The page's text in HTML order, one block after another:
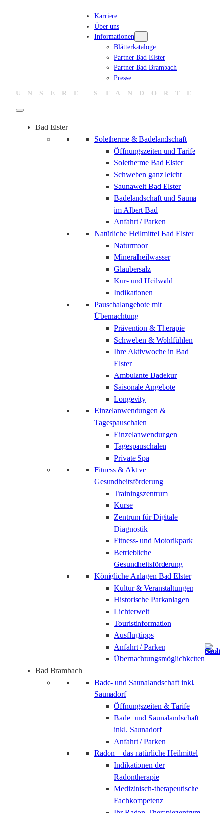
Karriere
Über uns
Informationen
Blätterkataloge
Partner Bad Elster
Partner Bad Brambach
Presse
UNSERE STANDORTE
Bad Elster
Soletherme & Badelandschaft
Öffnungszeiten und Tarife
Soletherme Bad Elster
Schweben ganz leicht
Saunawelt Bad Elster
Badelandschaft und Sauna
im Albert Bad
Anfahrt / Parken
Natürliche Heilmittel Bad Elster
Naturmoor
Mineralheilwasser
Glaubersalz
Kur- und Heilwald
Indikationen
Pauschalangebote mit
Übernachtung
Prävention & Therapie
Schweben & Wohlfühlen
Ihre Aktivwoche in Bad
Elster
Ambulante Badekur
Saisonale Angebote
Longevity
Einzelanwendungen &
Tagespauschalen
Einzelanwendungen
Tagespauschalen
Private Spa
Fitness & Aktive
Gesundheitsförderung
Trainingszentrum
Kurse
Zentrum für Digitale
Diagnostik
Fitness- und Motorikpark
Betriebliche
Gesundheitsförderung
Königliche Anlagen Bad Elster
Kultur & Veranstaltungen
Historische Parkanlagen
Lichterwelt
Touristinformation
Ausflugtipps
Anfahrt / Parken
Übernachtungsmöglichkeiten
Bad Brambach
Bade- und Saunalandschaft inkl.
Saunadorf
Öffnungszeiten & Tarife
Bade- und Saunalandschaft
inkl. Saunadorf
Anfahrt / Parken
Radon – das natürliche Heilmittel
Indikationen der
Radontherapie
Medizinisch-therapeutische
Fachkompetenz